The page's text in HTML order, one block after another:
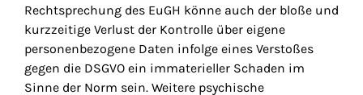
Rechtsprechung des EuGH könne auch der bloße und
kurzzeitige Verlust der Kontrolle über eigene
personenbezogene Daten infolge eines Verstoßes
gegen die DSGVO ein immaterieller Schaden im
Sinne der Norm sein. Weitere psychische